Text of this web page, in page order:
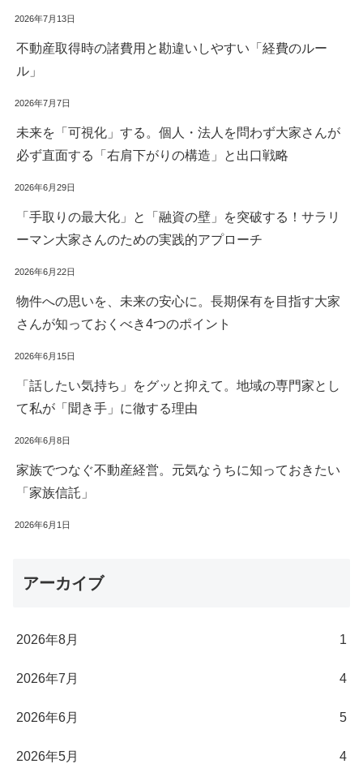
2026年7月13日
不動産取得時の諸費用と勘違いしやすい「経費のルー
ル」
2026年7月7日
未来を「可視化」する。個人・法人を問わず大家さんが
必ず直面する「右肩下がりの構造」と出口戦略
2026年6月29日
「手取りの最大化」と「融資の壁」を突破する！サラリ
ーマン大家さんのための実践的アプローチ
2026年6月22日
物件への思いを、未来の安心に。長期保有を目指す大家
さんが知っておくべき4つのポイント
2026年6月15日
「話したい気持ち」をグッと抑えて。地域の専門家とし
て私が「聞き手」に徹する理由
2026年6月8日
家族でつなぐ不動産経営。元気なうちに知っておきたい
「家族信託」
2026年6月1日
アーカイブ
2026年8月 1
2026年7月 4
2026年6月 5
2026年5月 4